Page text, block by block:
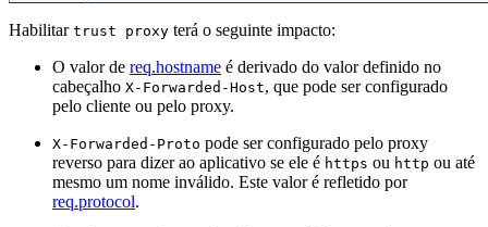
Habilitar trust proxy terá o seguinte impacto:
O valor de req.hostname é derivado do valor definido no
cabeçalho X-Forwarded-Host, que pode ser configurado
pelo cliente ou pelo proxy.
X-Forwarded-Proto pode ser configurado pelo proxy
reverso para dizer ao aplicativo se ele é https ou http ou até
mesmo um nome inválido. Este valor é refletido por
req.protocol.